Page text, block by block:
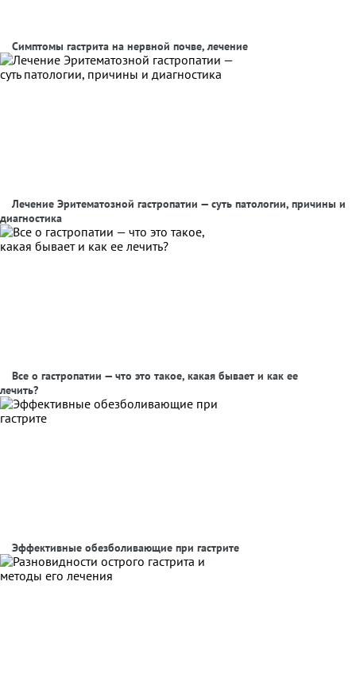
Симптомы гастрита на нервной почве, лечение
Лечение Эритематозной гастропатии — суть патологии, причины и
диагностика
Все о гастропатии — что это такое, какая бывает и как ее
лечить?
Эффективные обезболивающие при гастрите